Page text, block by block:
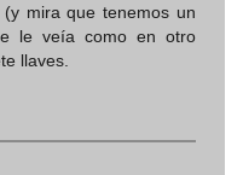
mira que tenemos un
le veía como en otro
llaves.